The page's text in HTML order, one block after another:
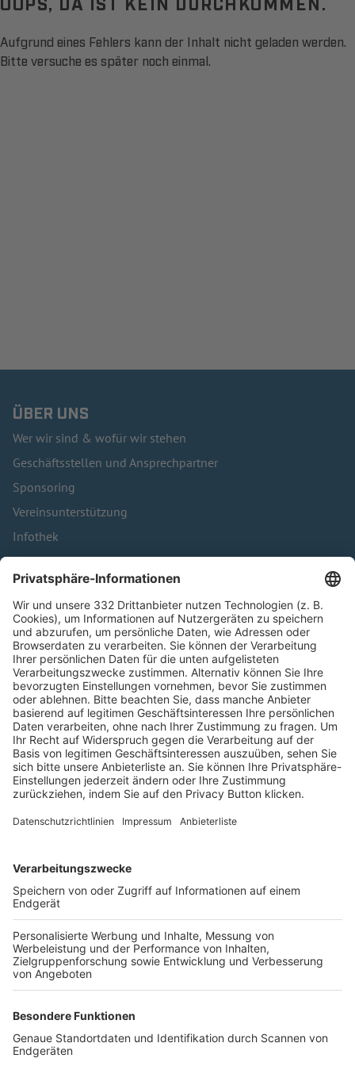
Aufgrund eines Fehlers kann der Inhalt nicht geladen werden.
Bitte versuche es später noch einmal.
ÜBER UNS
Wer wir sind & wofür wir stehen
Geschäftsstellen und Ansprechpartner
Sponsoring
Vereinsunterstützung
Infothek
Kontakt
HÄUFIG BESUCHTE SEITEN
Pässe und Vereinswechsel
Trainerausbildung
Schulungsangebot Vereinsmitarbeiter
BFV-Geschäftsstellen
Trainerbörse
Login SpielPlus
FOLGE DEM BFV
TOP-VEREINE
TOP-PARTNER